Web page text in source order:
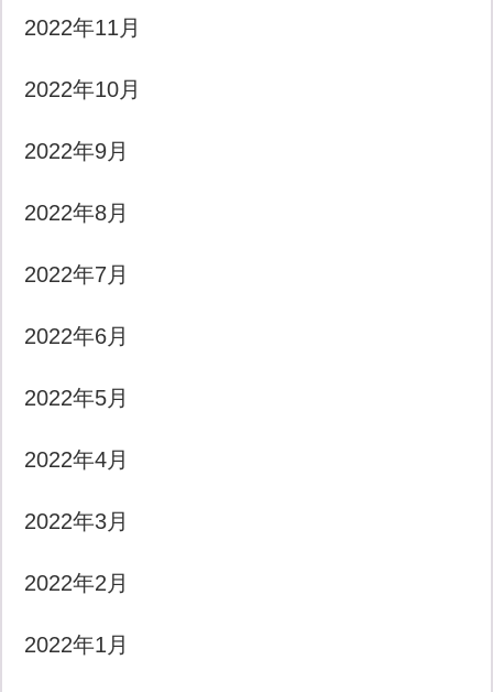
2022年11月
2022年10月
2022年9月
2022年8月
2022年7月
2022年6月
2022年5月
2022年4月
2022年3月
2022年2月
2022年1月